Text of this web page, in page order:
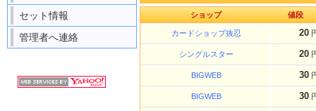
セット情報
管理者へ連絡
ショップ 値段
カードショップ抜忍 20
シングルスター 20
BIGWEB 30
BIGWEB 30